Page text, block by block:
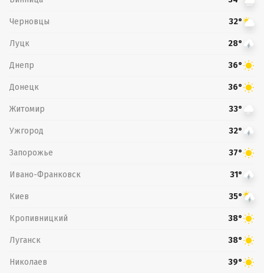
Черновцы 32°
Луцк 28°
Днепр 36°
Донецк 36°
Житомир 33°
Ужгород 32°
Запорожье 37°
Ивано-Франковск 31°
Киев 35°
Кропивницкий 38°
Луганск 38°
Николаев 39°